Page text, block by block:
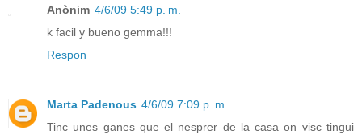
Anònim 4/6/09 5:49 p. m.
k facil y bueno gemma!!!
Respon
Marta Padenous 4/6/09 7:09 p. m.
Tinc unes ganes que el nesprer de la casa on visc tingui